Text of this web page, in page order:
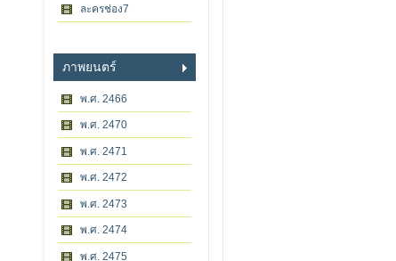
ละครช่อง7
ภาพยนตร์
พ.ศ. 2466
พ.ศ. 2470
พ.ศ. 2471
พ.ศ. 2472
พ.ศ. 2473
พ.ศ. 2474
พ.ศ. 2475